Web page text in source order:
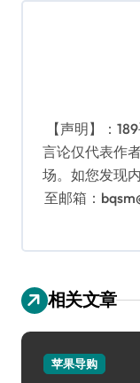
【声明】：
言论仅代表作
场。如您发现
至邮箱：
相关文章
苹果导购